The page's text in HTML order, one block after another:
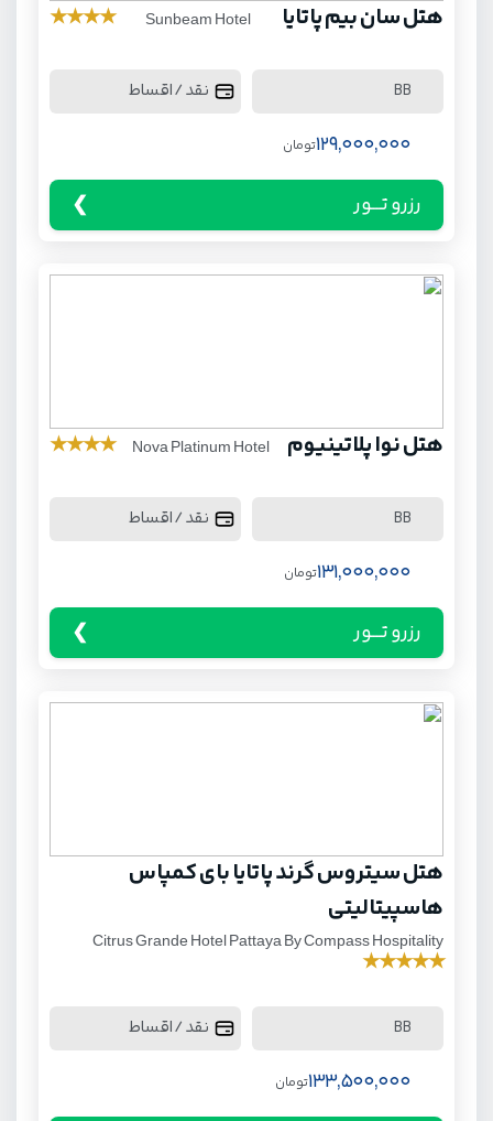
هتل سان بیم پاتایا Sunbeam Hotel
★
★
★
★
BB نقد / اقساط
129,000,000تومان
رزرو تـــور
هتل نوا پلاتینیوم Nova Platinum Hotel
★
★
★
★
BB نقد / اقساط
131,000,000تومان
رزرو تـــور
هتل سیتروس گرند پاتایا بای کمپاس
هاسپیتالیتی
Citrus Grande Hotel Pattaya By Compass Hospitality
★
★
★
★
★
BB نقد / اقساط
133,500,000تومان